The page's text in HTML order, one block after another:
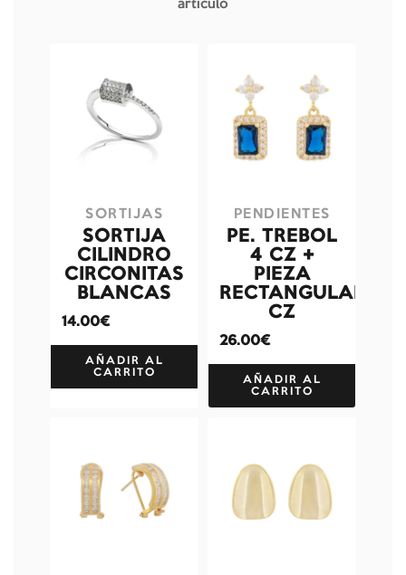
artículo
SORTIJAS
SORTIJA
CILINDRO
CIRCONITAS
BLANCAS
14.00€
AÑADIR AL
CARRITO
PENDIENTES
PE. TREBOL
4 CZ +
PIEZA
RECTANGULAR
CZ
26.00€
AÑADIR AL
CARRITO